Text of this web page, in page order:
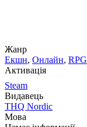
Жанр
Екшн, Онлайн, RPG
Активація
Steam
Видавець
THQ Nordic
Мова